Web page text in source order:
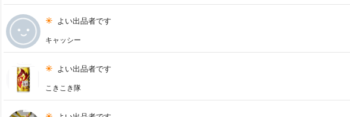
よい出品者です
キャッシー
よい出品者です
こきこき隊